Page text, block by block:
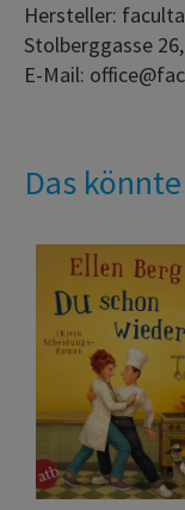
Hersteller:
Stolberggasse
E-Mail:
Das